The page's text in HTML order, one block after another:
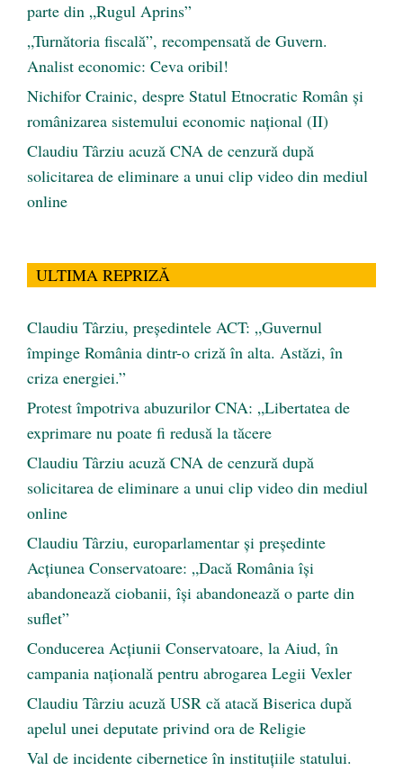
parte din „Rugul Aprins”
„Turnătoria fiscală”, recompensată de Guvern.
Analist economic: Ceva oribil!
Nichifor Crainic, despre Statul Etnocratic Român şi
românizarea sistemului economic naţional (II)
Claudiu Târziu acuză CNA de cenzură după
solicitarea de eliminare a unui clip video din mediul
online
ULTIMA REPRIZĂ
Claudiu Târziu, președintele ACT: „Guvernul
împinge România dintr-o criză în alta. Astăzi, în
criza energiei.”
Protest împotriva abuzurilor CNA: „Libertatea de
exprimare nu poate fi redusă la tăcere
Claudiu Târziu acuză CNA de cenzură după
solicitarea de eliminare a unui clip video din mediul
online
Claudiu Târziu, europarlamentar și președinte
Acțiunea Conservatoare: „Dacă România își
abandonează ciobanii, își abandonează o parte din
suflet”
Conducerea Acțiunii Conservatoare, la Aiud, în
campania națională pentru abrogarea Legii Vexler
Claudiu Târziu acuză USR că atacă Biserica după
apelul unei deputate privind ora de Religie
Val de incidente cibernetice în instituțiile statului.